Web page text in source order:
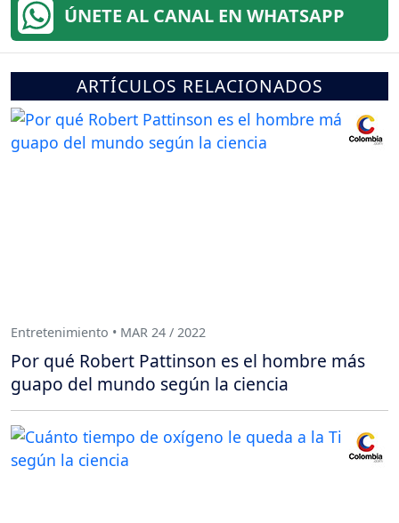
ÚNETE AL CANAL EN WHATSAPP
ARTÍCULOS RELACIONADOS
Entretenimiento • MAR 24 / 2022
Por qué Robert Pattinson es el hombre más
guapo del mundo según la ciencia